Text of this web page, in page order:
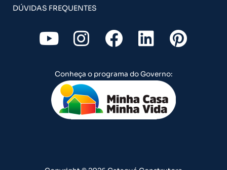
DÚVIDAS FREQUENTES
Y
o
u
t
u
b
I
n
s
t
a
g
F
a
c
e
b
o
L
i
n
k
e
d
P
i
Conheça o programa do Governo: